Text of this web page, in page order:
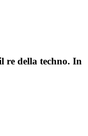
re della techno. In